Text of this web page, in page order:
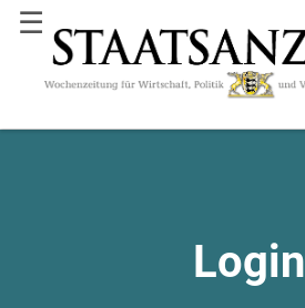
☰
Login